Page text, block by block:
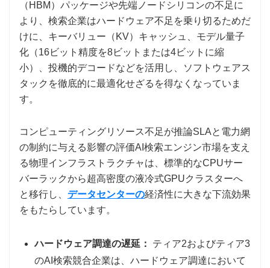
（HBM）パッケージや先端ノードシリコンの不足に
より、検索企業はハードウェア不足を乗り切るためだ
けに、キーバリュー（KV）キャッシュ、モデル量子
化（16ビット精度を8ビットまたは4ビットに縮
小）、投機的デコードなどを活用し、ソフトウェアス
タックを徹底的に最適化せざるを得なくなっていま
す。
コンピューティングリソース不足が推論SLAと電力網
の制約に与える影響の評価AI検索エンジン市場を支え
る物理インフラストラクチャは、標準的なCPUサー
バーラックから超高密度の液冷式GPUクラスターへ
と移行し、 データセンターの経済性に大きな下流効果
をもたらしています。
ハードウェア調達の遅延：
ティア2およびティア3
のAI検索競合企業は、ハードウェア調達において